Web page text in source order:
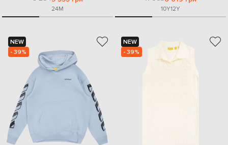
24M 10Y12Y
NEW
- 39%
NEW
- 39%